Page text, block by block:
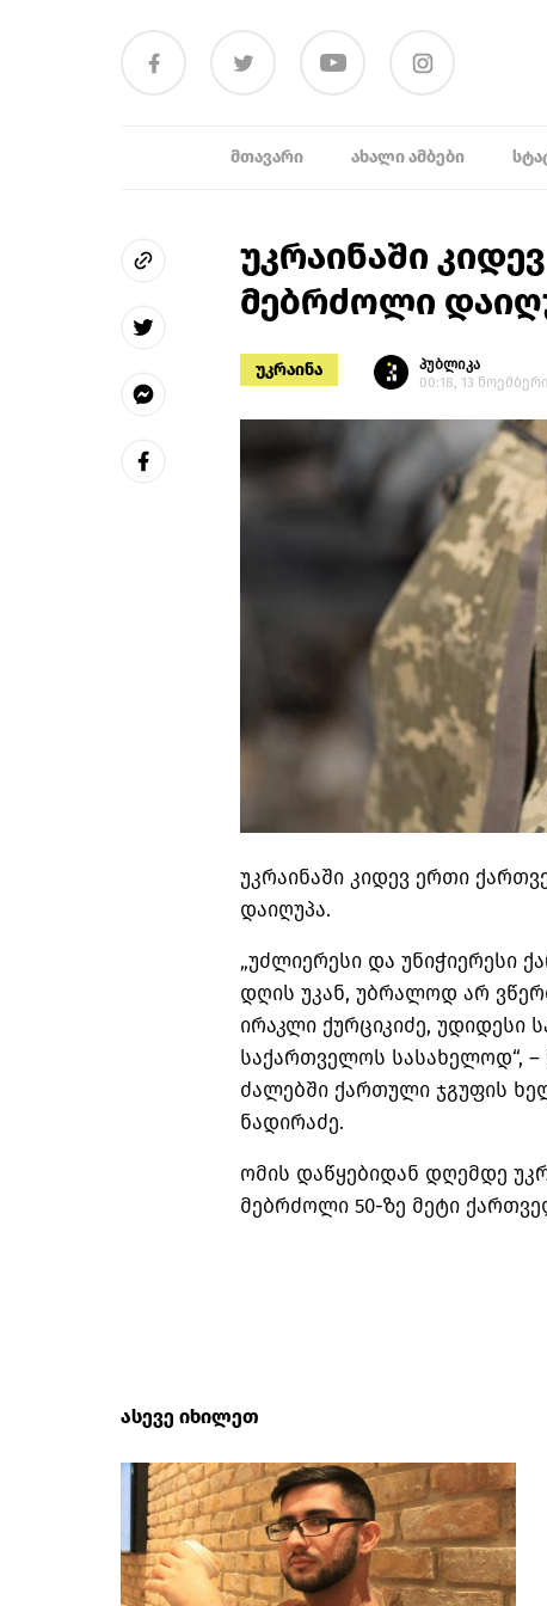
ᲛᲗᲐᲕᲐᲠᲘ ᲐᲮᲐᲚᲘ ᲐᲛᲑᲔᲑᲘ
უკრაინაში
მებრძოლი
უკრაინა
პუბლიკა
00:18, 13
უკრაინაში კიდევ ერთი
დაიღუპა.
„უძლიერესი და უნიჭიერესი
დღის უკან, უბრალოდ არ
ირაკლი ქურციკიძე, უდიდესი
საქართველოს სასახელოდ“,
ძალებში ქართული ჯგუფის
ნადირაძე.
ომის დაწყებიდან დღემდე
მებრძოლი 50-ზე მეტი
ასევე იხილეთ